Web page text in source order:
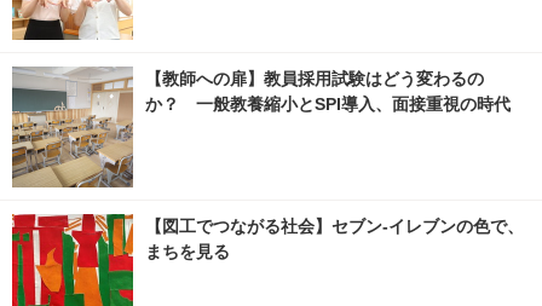
【教師への扉】教員採用試験はどう変わるの
か？ 一般教養縮小とSPI導入、面接重視の時代
【図工でつながる社会】セブン‐イレブンの色で、
まちを見る